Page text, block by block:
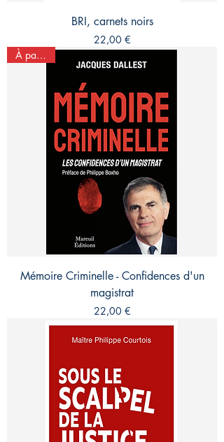
BRI, carnets noirs
Prix
22,00 €
À paraître
Mémoire Criminelle - Confidences d'un
magistrat
Prix
22,00 €